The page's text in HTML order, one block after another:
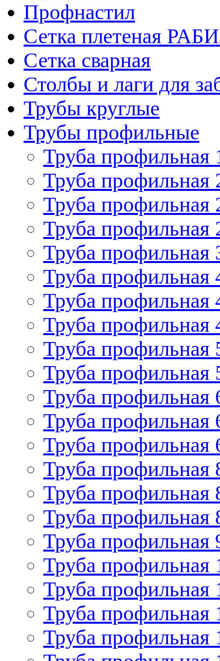
Профнастил
Сетка плетеная
Сетка сварная
Столбы и лаги для
Трубы круглые
Трубы профильные
Труба профильная
Труба профильная
Труба профильная
Труба профильная
Труба профильная
Труба профильная
Труба профильная
Труба профильная
Труба профильная
Труба профильная
Труба профильная
Труба профильная
Труба профильная
Труба профильная
Труба профильная
Труба профильная
Труба профильная
Труба профильная
Труба профильная
Труба профильная
Труба профильная